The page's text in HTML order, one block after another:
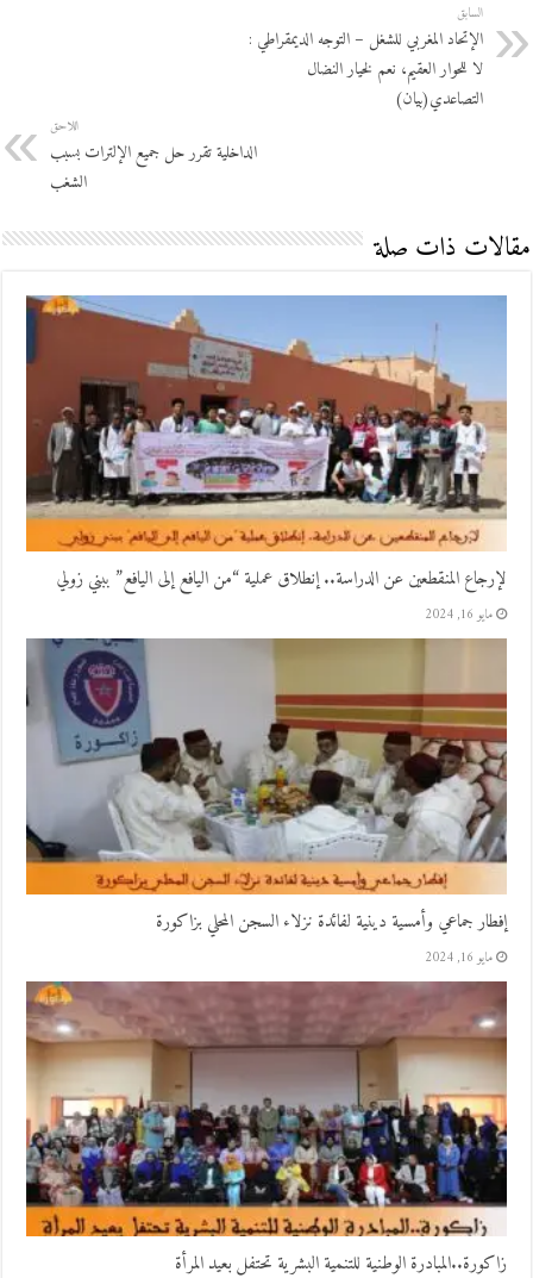
السابق
الإتحاد المغربي للشغل – التوجه الديمقراطي :
لا للحوار العقيم، نعم لخيار النضال
التصاعدي(بيان)
اللاحق
الداخلية تقرر حل جميع الإلترات بسبب
الشغب
مقالات ذات صلة
لإرجاع المنقطعين عن الدراسة.. إنطلاق عملية “من اليافع إلى اليافع” ببني زولي
مايو 16, 2024
إفطار جماعي وأمسية دينية لفائدة نزلاء السجن المحلي بزاكورة
مايو 16, 2024
زاكورة..المبادرة الوطنية للتنمية البشرية تحتفل بعيد المرأة